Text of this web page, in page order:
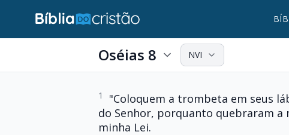
Oséias 8 NVI
1
"Coloquem a trombeta em seus
do Senhor, porquanto quebraram a
minha Lei.